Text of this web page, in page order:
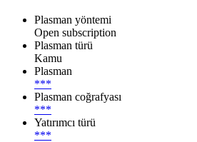
Plasman yöntemi
Open subscription
Plasman türü
Kamu
Plasman
***
Plasman coğrafyası
***
Yatırımcı türü
***